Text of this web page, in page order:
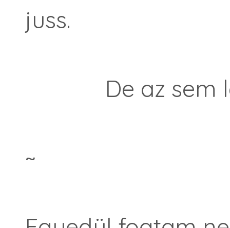
juss.
De az sem
~